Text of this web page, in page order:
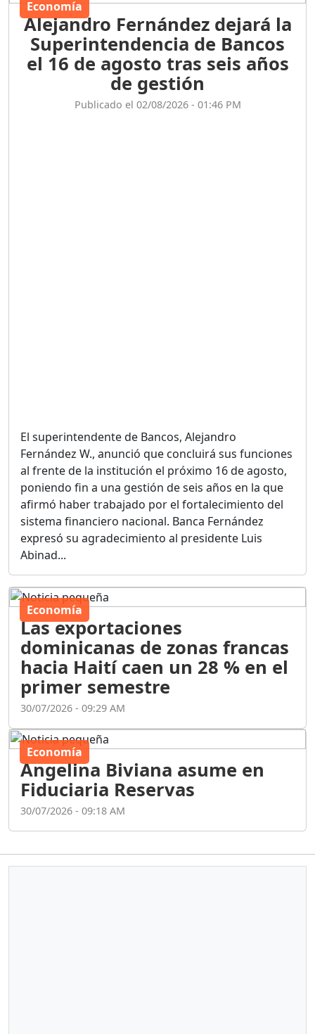
Economía
Alejandro Fernández dejará la
Superintendencia de Bancos
el 16 de agosto tras seis años
de gestión
Publicado el 02/08/2026 - 01:46 PM
El superintendente de Bancos, Alejandro
Fernández W., anunció que concluirá sus funciones
al frente de la institución el próximo 16 de agosto,
poniendo fin a una gestión de seis años en la que
afirmó haber trabajado por el fortalecimiento del
sistema financiero nacional. Banca Fernández
expresó su agradecimiento al presidente Luis
Abinad...
Economía
Las exportaciones
dominicanas de zonas francas
hacia Haití caen un 28 % en el
primer semestre
30/07/2026 - 09:29 AM
Economía
Angelina Biviana asume en
Fiduciaria Reservas
30/07/2026 - 09:18 AM